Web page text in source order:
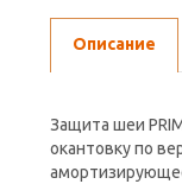
Описание
Защита шеи
окантовку по